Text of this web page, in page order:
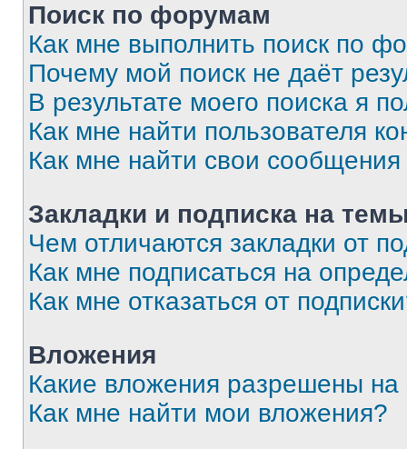
Поиск по форумам
Как мне выполнить поиск по
Почему мой поиск не даёт
В результате моего поиска я
Как мне найти пользователя
Как мне найти свои
Закладки и подписка на
Чем отличаются закладки от
Как мне подписаться на
Как мне отказаться от
Вложения
Какие вложения разрешены
Как мне найти мои вложения?